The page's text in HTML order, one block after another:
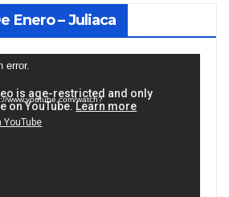
Enero – Juliaca
error.
www.youtube.com/watch?